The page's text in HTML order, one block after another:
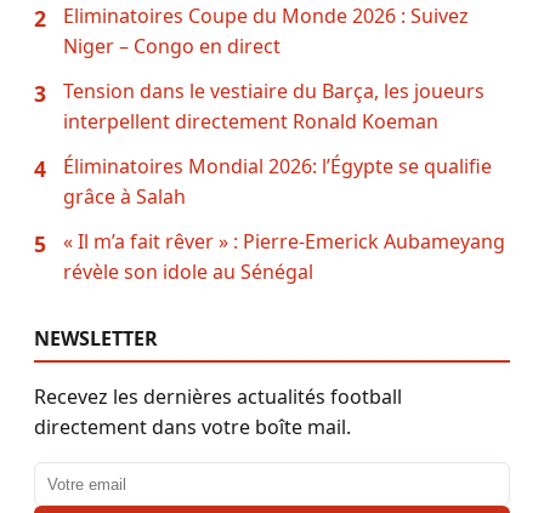
2
Eliminatoires Coupe du Monde 2026 : Suivez
Niger – Congo en direct
3
Tension dans le vestiaire du Barça, les joueurs
interpellent directement Ronald Koeman
4
Éliminatoires Mondial 2026: l’Égypte se qualifie
grâce à Salah
5
« Il m’a fait rêver » : Pierre-Emerick Aubameyang
révèle son idole au Sénégal
NEWSLETTER
Recevez les dernières actualités football
directement dans votre boîte mail.
Adresse email